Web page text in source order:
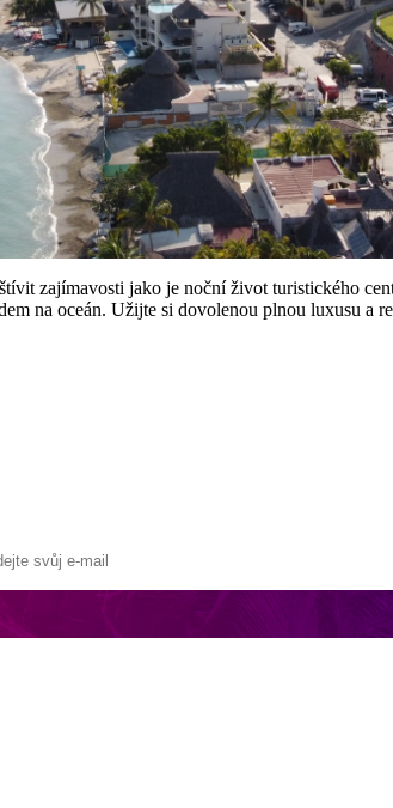
zajímavosti jako je noční život turistického
na oceán. Užijte si dovolenou plnou luxusu a